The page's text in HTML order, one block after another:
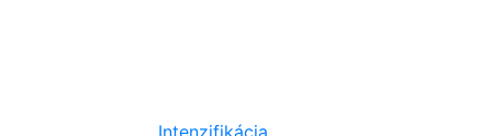
Intenzifikácia